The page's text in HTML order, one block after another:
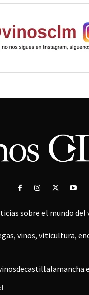
sobre el mundo del
vinos, viticultura,